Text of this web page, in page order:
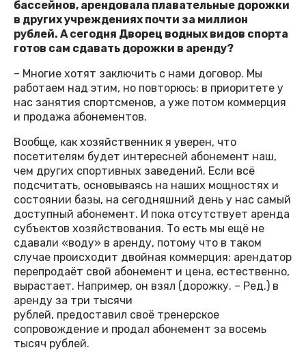
бассейнов, арендовала плавательные дорожки
в других учреждениях почти за миллион
рублей. А сегодня Дворец водных видов спорта
готов сам сдавать дорожки в аренду?
– Многие хотят заключить с нами договор. Мы
работаем над этим, но повторюсь: в приоритете у
нас занятия спортсменов, а уже потом коммерция
и продажа абонементов.
Вообще, как хозяйственник я уверен, что
посетителям будет интересней абонемент наш,
чем других спортивных заведений. Если всё
подсчитать, основываясь на наших мощностях и
состоянии базы, на сегодняшний день у нас самый
доступный абонемент. И пока отсутствует аренда
субъектов хозяйствования. То есть мы ещё не
сдавали «воду» в аренду, потому что в таком
случае происходит двойная коммерция: арендатор
перепродаёт свой абонемент и цена, естественно,
вырастает. Например, он взял (дорожку. – Ред.) в
аренду за три тысячи
рублей, предоставил своё тренерское
сопровождение и продал абонемент за восемь
тысяч рублей.